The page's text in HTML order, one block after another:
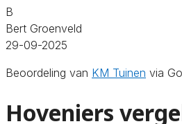
B
Bert Groenveld
29-09-2025
Beoordeling van KM Tuinen via
Hoveniers